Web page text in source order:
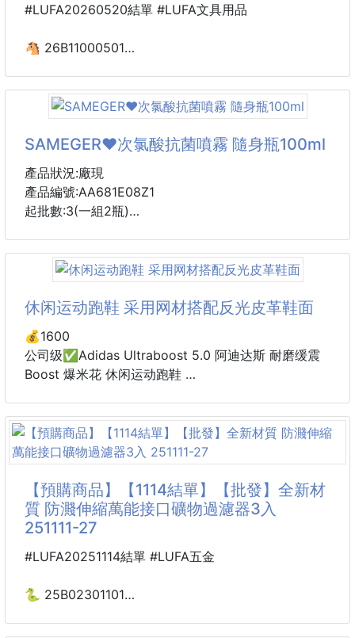
多
嗎？
不小心的話，劣質不鏽鋼可能在天天高溫烹煮中
悄悄把重金屬吃進肚子裡！😰❌
守護全家人的健康，不能只靠運氣！
「食安守護者不鏽鋼材質快速鑑定試劑」
這是一款能讓黑心
#LUFA20260520結單 #LUFA文具用品
🐴 26B11000501
【商品說明】-
還在為畫筆顏色單一、覆蓋力差、畫紙透色、多材質創
翻玩創意120色多材質繪畫丙烯馬克筆，讓創意繪畫變
得輕鬆又出彩！
✨120色豐富配色・強覆蓋不透紙設計・功能多樣
既是繪畫筆，又是多材質創作神器，一套多用。120色
全色系搭配，色彩飽滿濃郁，強覆蓋力設計，深色底色
紙、水杯、帆布包、木質等多種材質上創作，滿足學生
塗色、藝術創作
SAMEGER❤️次氯酸抗菌噴霧 隨身瓶100ml
產品狀況:廠現
產品編號:AA681E08Z1
起批數:3(一組2瓶)
❤️ SAMEGER 肌膚防護清潔抗菌噴霧 隨身瓶100ml*2
💙 強力推薦！
❤️ 通過SGS認證
👉👉醫院專用的清潔液❤️
嬰兒可以，孕婦可以，寵物可以，一罐讓你好安心
✔️快速出貨，持續排單出貨中
都很高，我們這檔超級優惠！
👉不喜歡酒精的味道的
那麼你可以選定這款無色無味的洗手噴霧，連孕婦嬰兒
✔️溫和有效
休闲运动跑鞋 采用网材搭配反光皮革鞋面
💰1600
公司级✅Adidas Ultraboost 5.0 阿迪达斯 耐磨缓震
Boost 爆米花 休闲运动跑鞋
体纹路细节 更具袜套感
货号:JH8188
尺码:36 36.5 37 38 38.5 39 40 40.5 41 42 42.5 43
44 45
ID:JGD103-JJE
【預購商品】【1114結單】【批發】全新材
質 防濺伸縮萬能接口礦物過濾器3入
251111-27
#LUFA20251114結單 #LUFA五金
🐍 25B02301101